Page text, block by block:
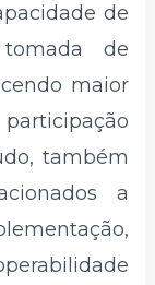
de
de
maior
também
a